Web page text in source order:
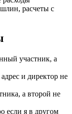
расчеты с
участник, а
и директор не
а второй не
если я в другом